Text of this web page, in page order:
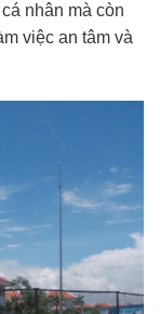
nhân mà còn
việc an tâm và